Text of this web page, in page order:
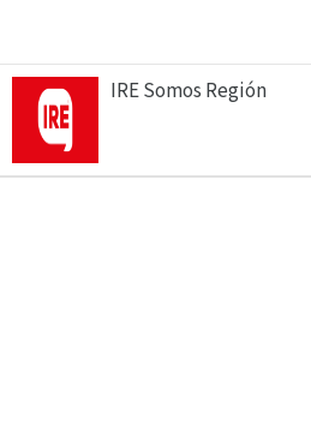
IRE Somos Región